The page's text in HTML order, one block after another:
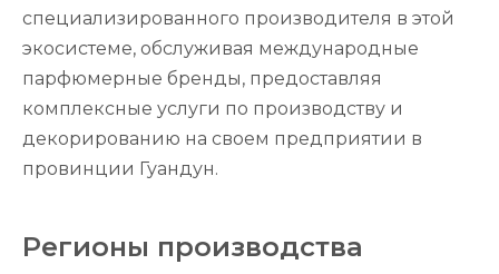
специализированного производителя в этой
экосистеме, обслуживая международные
парфюмерные бренды, предоставляя
комплексные услуги по производству и
декорированию на своем предприятии в
провинции Гуандун.
Регионы производства